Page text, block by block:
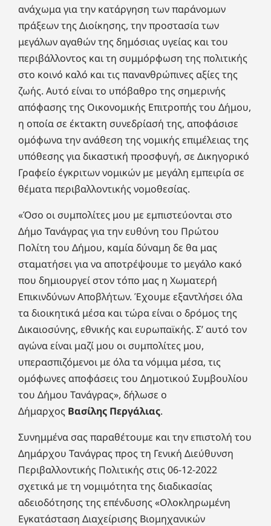
ανάχωμα για την κατάργηση των παράνομων
πράξεων της Διοίκησης, την προστασία των
μεγάλων αγαθών της δημόσιας υγείας και του
περιβάλλοντος και τη συμμόρφωση της πολιτικής
στο κοινό καλό και τις πανανθρώπινες αξίες της
ζωής. Αυτό είναι το υπόβαθρο της σημερινής
απόφασης της Οικονομικής Επιτροπής του Δήμου,
η οποία σε έκτακτη συνεδρίασή της, αποφάσισε
ομόφωνα την ανάθεση της νομικής επιμέλειας της
υπόθεσης για δικαστική προσφυγή, σε Δικηγορικό
Γραφείο έγκριτων νομικών με μεγάλη εμπειρία σε
θέματα περιβαλλοντικής νομοθεσίας.
«Όσο οι συμπολίτες μου με εμπιστεύονται στο
Δήμο Τανάγρας για την ευθύνη του Πρώτου
Πολίτη του Δήμου, καμία δύναμη δε θα μας
σταματήσει για να αποτρέψουμε το μεγάλο κακό
που δημιουργεί στον τόπο μας η Χωματερή
Επικινδύνων Αποβλήτων. Έχουμε εξαντλήσει όλα
τα διοικητικά μέσα και τώρα είναι ο δρόμος της
Δικαιοσύνης, εθνικής και ευρωπαϊκής. Σ’ αυτό τον
αγώνα είναι μαζί μου οι συμπολίτες μου,
υπερασπιζόμενοι με όλα τα νόμιμα μέσα, τις
ομόφωνες αποφάσεις του Δημοτικού Συμβουλίου
του Δήμου Τανάγρας», δήλωσε ο
Δήμαρχος Βασίλης Περγάλιας.
Συνημμένα σας παραθέτουμε και την επιστολή του
Δημάρχου Τανάγρας προς τη Γενική Διεύθυνση
Περιβαλλοντικής Πολιτικής στις 06-12-2022
σχετικά με τη νομιμότητα της διαδικασίας
αδειοδότησης της επένδυσης «Ολοκληρωμένη
Εγκατάσταση Διαχείρισης Βιομηχανικών